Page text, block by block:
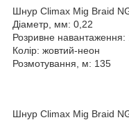
Шнур Climax Mig Braid
Діаметр, мм: 0,22
Розривне навантаження:
Колір: жовтий-неон
Розмотування, м: 135
Шнур Climax Mig Braid